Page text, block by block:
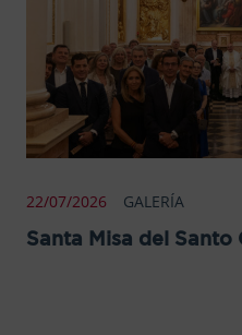
22/07/2026 GALERÍA
Santa Misa del Santo